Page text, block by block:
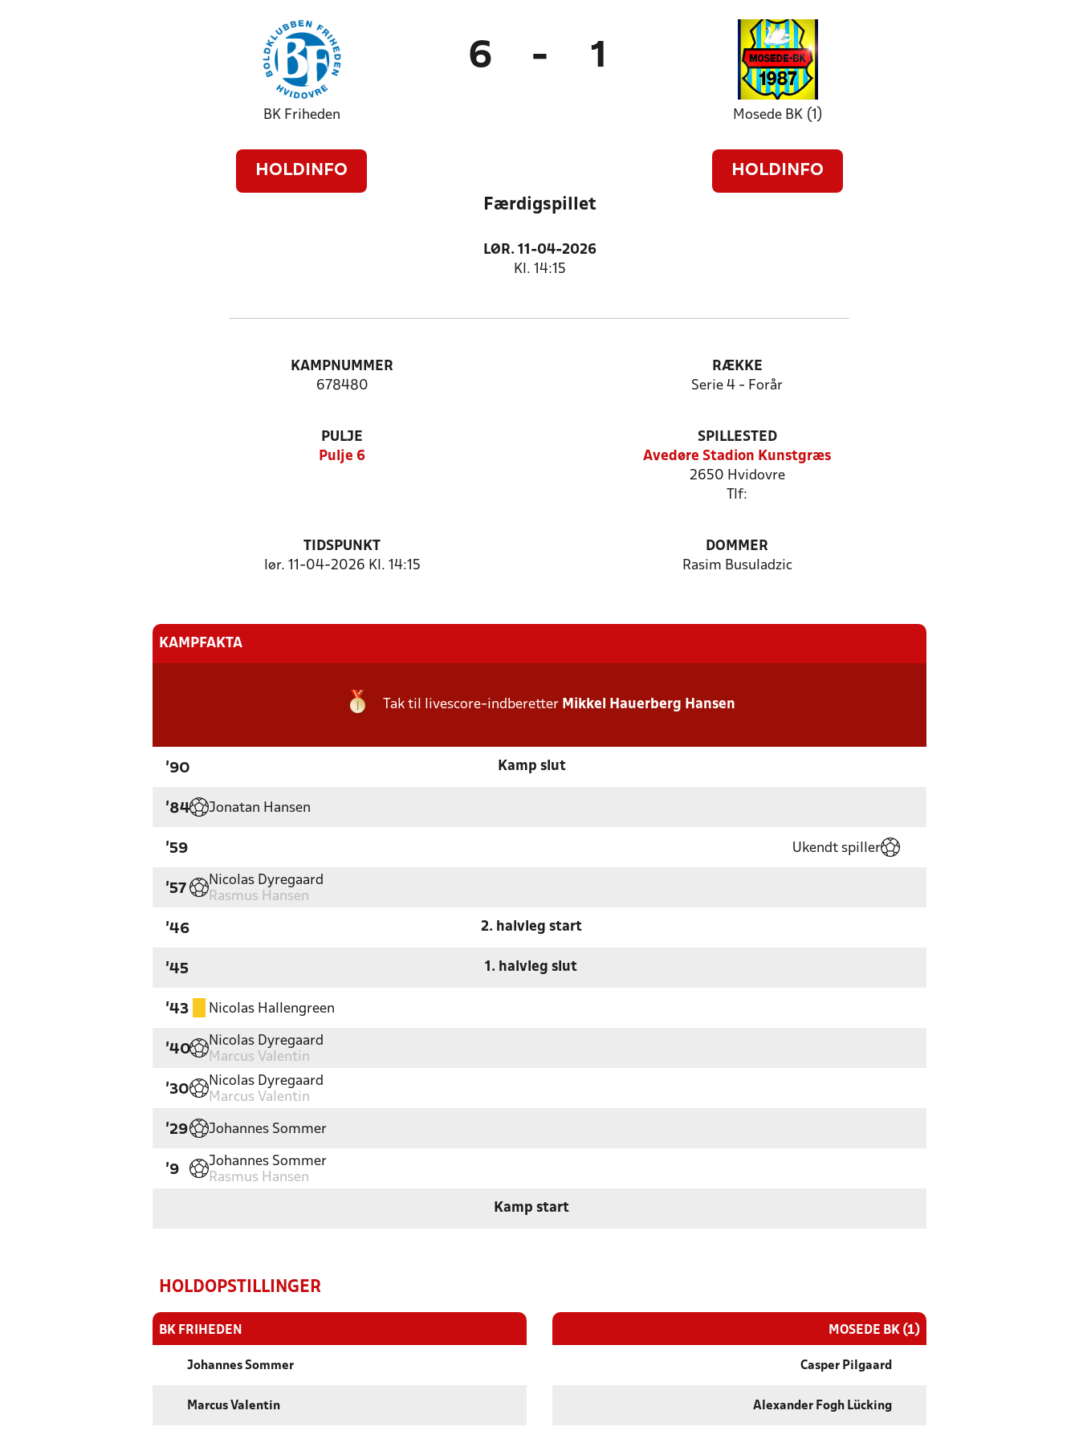
BK Friheden
HOLDINFO
6 - 1
Mosede BK (1)
HOLDINFO
Færdigspillet
LØR. 11-04-2026
Kl. 14:15
KAMPNUMMER
678480
RÆKKE
Serie 4 - Forår
PULJE
Pulje 6
SPILLESTED
Avedøre Stadion Kunstgræs
2650 Hvidovre
Tlf:
TIDSPUNKT
lør. 11-04-2026 Kl. 14:15
DOMMER
Rasim Busuladzic
KAMPFAKTA
Tak til livescore-indberetter Mikkel Hauerberg Hansen
'90 Kamp slut
'84 Jonatan Hansen
'59 Ukendt spiller
'57
Nicolas Dyregaard
Rasmus Hansen
'46 2. halvleg start
'45 1. halvleg slut
'43 Nicolas Hallengreen
'40
Nicolas Dyregaard
Marcus Valentin
'30
Nicolas Dyregaard
Marcus Valentin
'29 Johannes Sommer
'9
Johannes Sommer
Rasmus Hansen
Kamp start
HOLDOPSTILLINGER
BK FRIHEDEN
Johannes Sommer
Marcus Valentin
MOSEDE BK (1)
Casper Pilgaard
Alexander Fogh Lücking